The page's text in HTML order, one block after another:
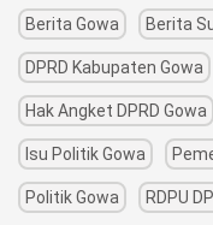
Berita Gowa Berita
DPRD Kabupaten Gowa
Hak Angket DPRD Gowa
Isu Politik Gowa
Politik Gowa RDPU